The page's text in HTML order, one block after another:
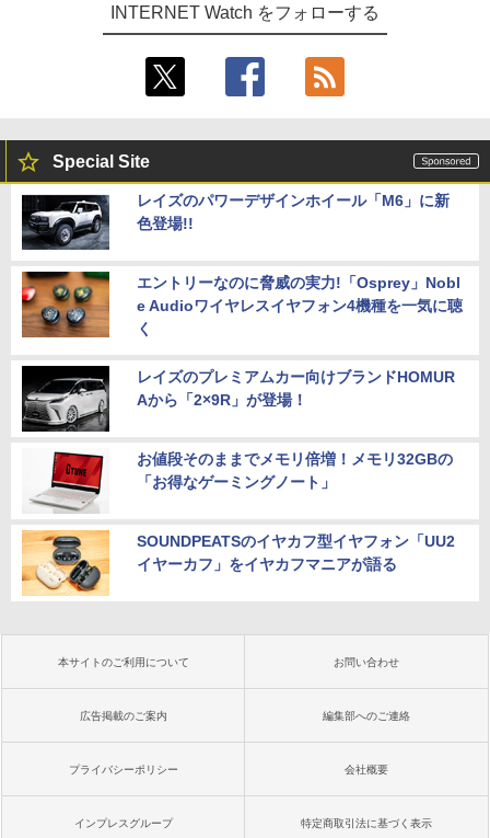
INTERNET Watch をフォローする
Special Site
レイズのパワーデザインホイール「M6」に新
色登場!!
エントリーなのに脅威の実力!「Osprey」Nobl
e Audioワイヤレスイヤフォン4機種を一気に聴
く
レイズのプレミアムカー向けブランドHOMUR
Aから「2×9R」が登場！
お値段そのままでメモリ倍増！メモリ32GBの
「お得なゲーミングノート」
SOUNDPEATSのイヤカフ型イヤフォン「UU2
イヤーカフ」をイヤカフマニアが語る
本サイトのご利用について お問い合わせ
広告掲載のご案内 編集部へのご連絡
プライバシーポリシー 会社概要
インプレスグループ 特定商取引法に基づく表示